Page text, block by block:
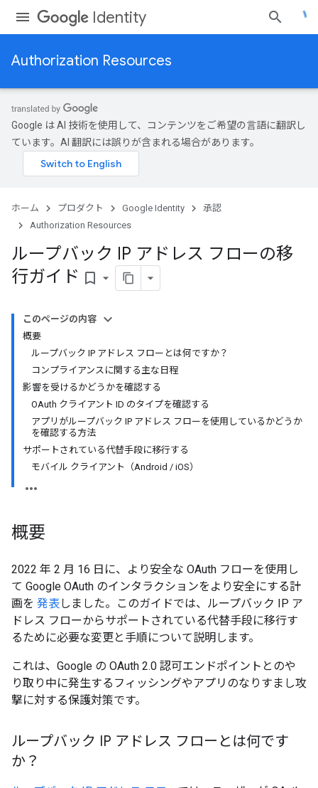
Identity
Authorization Resources
Google は AI 技術を使用して、コンテンツをご希望の言語に翻訳し
ています。AI 翻訳には誤りが含まれる場合があります。
ホーム プロダクト Google Identity
承認
Authorization Resources
ループバック IP アドレス フローの移
行ガイド bookmark_border
このページの内容
概要
ループバック IP アドレス フローとは何ですか？
コンプライアンスに関する主な日程
影響を受けるかどうかを確認する
OAuth クライアント ID のタイプを確認する
アプリがループバック IP アドレス フローを使用しているかどうか
を確認する方法
サポートされている代替手段に移行する
モバイル クライアント（Android / iOS）
概要
2022 年 2 月 16 日に、より安全な OAuth フローを使用し
て Google OAuth のインタラクションをより安全にする計
画を 発表しました。このガイドでは、ループバック IP ア
ドレス フローからサポートされている代替手段に移行す
るために必要な変更と手順について説明します。
これは、Google の OAuth 2.0 認可エンドポイントとのや
り取り中に発生するフィッシングやアプリのなりすまし攻
撃に対する保護対策です。
ループバック IP アドレス フローとは何です
か？